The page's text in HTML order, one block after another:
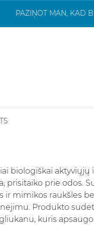
PAZIŅOT MAN, KAD
biologiškai
prie odos.
mimikos raukšles
Produkto
kuris